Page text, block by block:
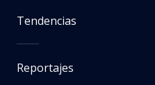
Tendencias
Reportajes